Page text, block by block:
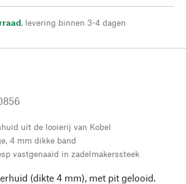
, levering binnen 3-4 dagen
uit de looierij van Kobel
4 mm dikke band
vastgenaaid in zadelmakerssteek
(dikte 4 mm), met pit gelooid.